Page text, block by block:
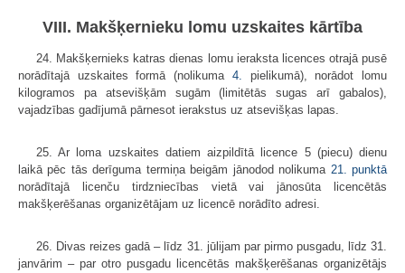
VIII. Makšķernieku lomu uzskaites kārtība
24. Makšķernieks katras dienas lomu ieraksta licences otrajā pusē
norādītajā uzskaites formā (nolikuma 4. pielikumā), norādot lomu
kilogramos pa atsevišķām sugām (limitētās sugas arī gabalos),
vajadzības gadījumā pārnesot ierakstus uz atsevišķas lapas.
25. Ar loma uzskaites datiem aizpildītā licence 5 (piecu) dienu
laikā pēc tās derīguma termiņa beigām jānodod nolikuma 21. punktā
norādītajā licenču tirdzniecības vietā vai jānosūta licencētās
makšķerēšanas organizētājam uz licencē norādīto adresi.
26. Divas reizes gadā – līdz 31. jūlijam par pirmo pusgadu, līdz 31.
janvārim – par otro pusgadu licencētās makšķerēšanas organizētājs